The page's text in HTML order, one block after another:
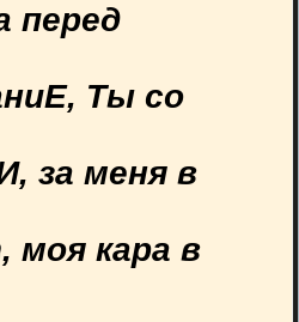
перед
Ты со
за меня в
моя кара в